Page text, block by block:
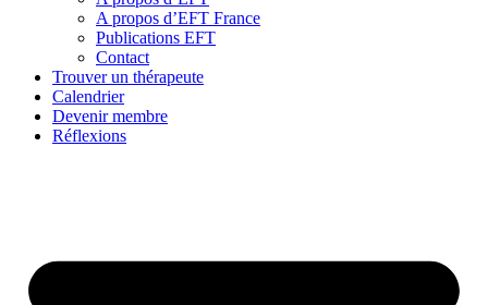
A propos d’EFT France
Publications EFT
Contact
Trouver un thérapeute
Calendrier
Devenir membre
Réflexions